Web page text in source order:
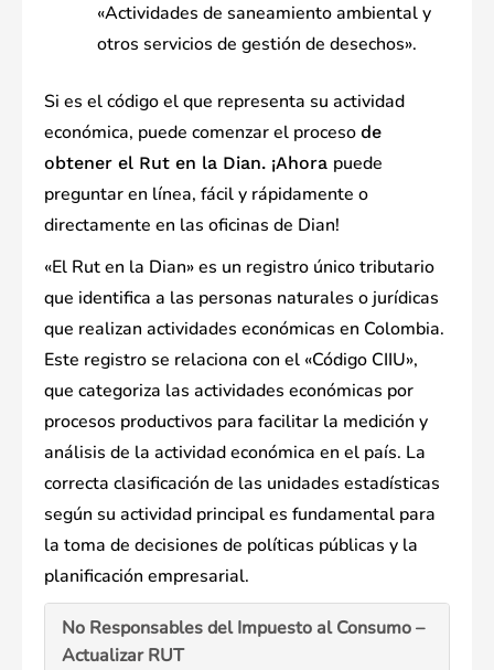
«Actividades de saneamiento ambiental y
otros servicios de gestión de desechos».
Si es el código el que representa su actividad
económica, puede comenzar el proceso de
obtener el Rut en la Dian. ¡Ahora puede
preguntar en línea, fácil y rápidamente o
directamente en las oficinas de Dian!
«El Rut en la Dian» es un registro único tributario
que identifica a las personas naturales o jurídicas
que realizan actividades económicas en Colombia.
Este registro se relaciona con el «Código CIIU»,
que categoriza las actividades económicas por
procesos productivos para facilitar la medición y
análisis de la actividad económica en el país. La
correcta clasificación de las unidades estadísticas
según su actividad principal es fundamental para
la toma de decisiones de políticas públicas y la
planificación empresarial.
No Responsables del Impuesto al Consumo –
Actualizar RUT